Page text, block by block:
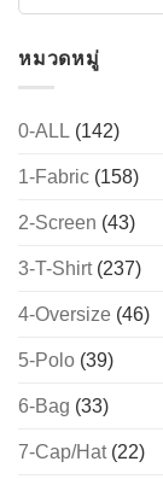
หมวดหมู่
0-ALL (142)
1-Fabric (158)
2-Screen (43)
3-T-Shirt(237)
4-Oversize (46)
5-Polo (39)
6-Bag (33)
7-Cap/Hat(22)